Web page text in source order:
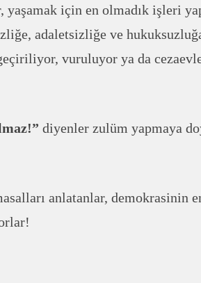
yaşamak için en olmadık işleri
adaletsizliğe ve
vuruluyor ya da
diyenler zulüm yapmaya
anlatanlar, demokrasinin